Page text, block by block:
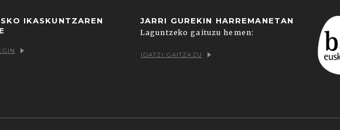
IKASKUNTZAREN
JARRI GUREKIN HARREMANETAN
Laguntzeko gaituzu hemen:
IDATZI GAITZAZU